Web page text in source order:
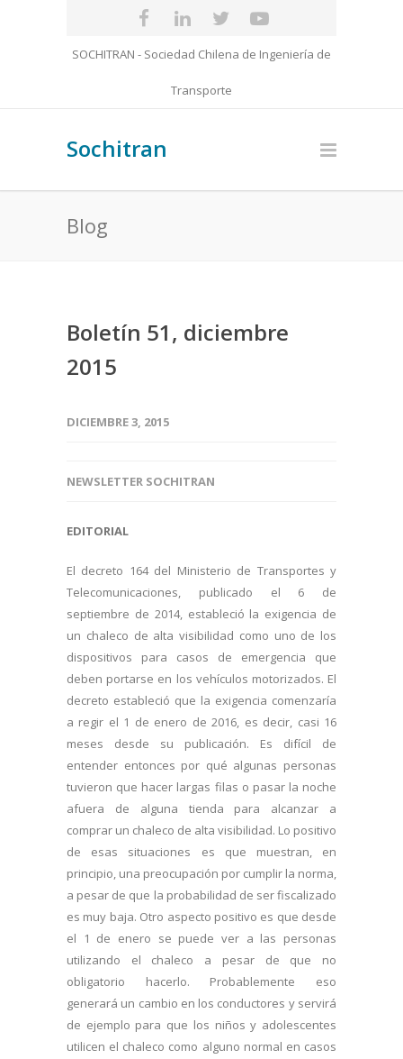
SOCHITRAN - Sociedad Chilena de Ingeniería de
Transporte
Sochitran
Blog
Boletín 51, diciembre
2015
DICIEMBRE 3, 2015
NEWSLETTER SOCHITRAN
EDITORIAL
El decreto 164 del Ministerio de Transportes y
Telecomunicaciones, publicado el 6 de
septiembre de 2014, estableció la exigencia de
un chaleco de alta visibilidad como uno de los
dispositivos para casos de emergencia que
deben portarse en los vehículos motorizados. El
decreto estableció que la exigencia comenzaría
a regir el 1 de enero de 2016, es decir, casi 16
meses desde su publicación. Es difícil de
entender entonces por qué algunas personas
tuvieron que hacer largas filas o pasar la noche
afuera de alguna tienda para alcanzar a
comprar un chaleco de alta visibilidad. Lo positivo
de esas situaciones es que muestran, en
principio, una preocupación por cumplir la norma,
a pesar de que la probabilidad de ser fiscalizado
es muy baja. Otro aspecto positivo es que desde
el 1 de enero se puede ver a las personas
utilizando el chaleco a pesar de que no
obligatorio hacerlo. Probablemente eso
generará un cambio en los conductores y servirá
de ejemplo para que los niños y adolescentes
utilicen el chaleco como alguno normal en casos